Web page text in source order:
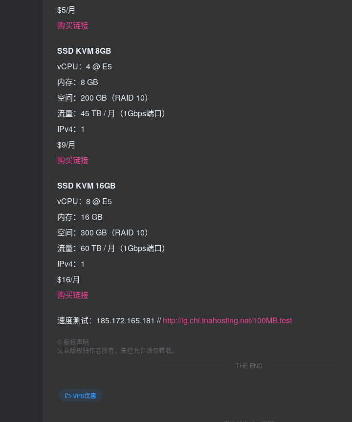
$5/月
购买链接
SSD KVM 8GB
vCPU：4 @ E5
内存：8 GB
空间：200 GB（RAID 10）
流量：45 TB / 月（1Gbps端口）
IPv4：1
$9/月
购买链接
SSD KVM 16GB
vCPU：8 @ E5
内存：16 GB
空间：300 GB（RAID 10）
流量：60 TB / 月（1Gbps端口）
IPv4：1
$16/月
购买链接
速度测试：185.172.165.181 //http://lg.chi.tnahosting.net/100MB.test
© 版权声明
文章版权归作者所有，未经允许请勿转载。
THE END
VPS优惠